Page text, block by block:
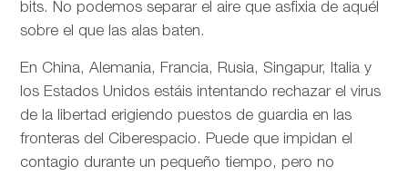
bits. No podemos separar el aire que asfixia de aquél
sobre el que las alas baten.
En China, Alemania, Francia, Rusia, Singapur, Italia y
los Estados Unidos estáis intentando rechazar el virus
de la libertad erigiendo puestos de guardia en las
fronteras del Ciberespacio. Puede que impidan el
contagio durante un pequeño tiempo, pero no